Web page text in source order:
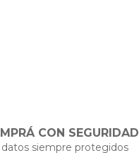
CON SEGURIDAD
datos siempre protegidos